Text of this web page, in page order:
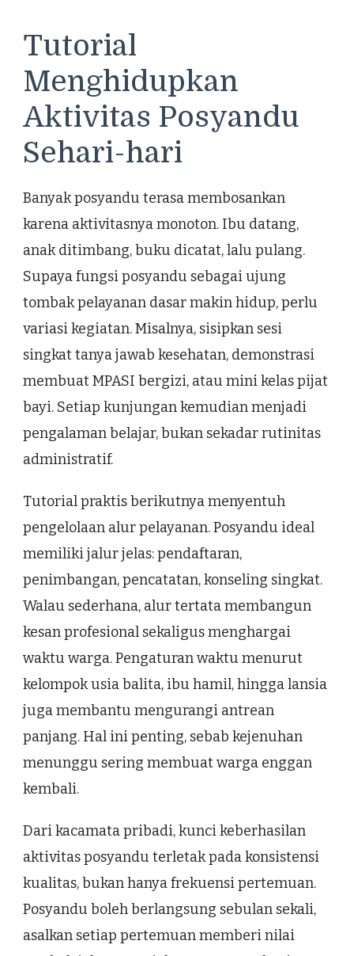
Tutorial
Menghidupkan
Aktivitas Posyandu
Sehari-hari
Banyak posyandu terasa membosankan
karena aktivitasnya monoton. Ibu datang,
anak ditimbang, buku dicatat, lalu pulang.
Supaya fungsi posyandu sebagai ujung
tombak pelayanan dasar makin hidup, perlu
variasi kegiatan. Misalnya, sisipkan sesi
singkat tanya jawab kesehatan, demonstrasi
membuat MPASI bergizi, atau mini kelas pijat
bayi. Setiap kunjungan kemudian menjadi
pengalaman belajar, bukan sekadar rutinitas
administratif.
Tutorial praktis berikutnya menyentuh
pengelolaan alur pelayanan. Posyandu ideal
memiliki jalur jelas: pendaftaran,
penimbangan, pencatatan, konseling singkat.
Walau sederhana, alur tertata membangun
kesan profesional sekaligus menghargai
waktu warga. Pengaturan waktu menurut
kelompok usia balita, ibu hamil, hingga lansia
juga membantu mengurangi antrean
panjang. Hal ini penting, sebab kejenuhan
menunggu sering membuat warga enggan
kembali.
Dari kacamata pribadi, kunci keberhasilan
aktivitas posyandu terletak pada konsistensi
kualitas, bukan hanya frekuensi pertemuan.
Posyandu boleh berlangsung sebulan sekali,
asalkan setiap pertemuan memberi nilai